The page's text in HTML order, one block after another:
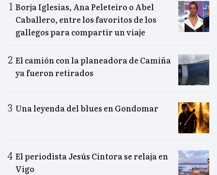
Borja Iglesias, Ana Peleteiro o Abel
Caballero, entre los favoritos de los
gallegos para compartir un viaje
El camión con la planeadora de Camiña
ya fueron retirados
Una leyenda del blues en Gondomar
El periodista Jesús Cintora se relaja en
Vigo